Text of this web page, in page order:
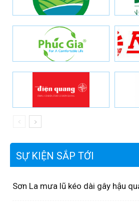
SỰ KIỆN SẮP TỚI
Sơn La mưa lũ kéo dài gây hậu